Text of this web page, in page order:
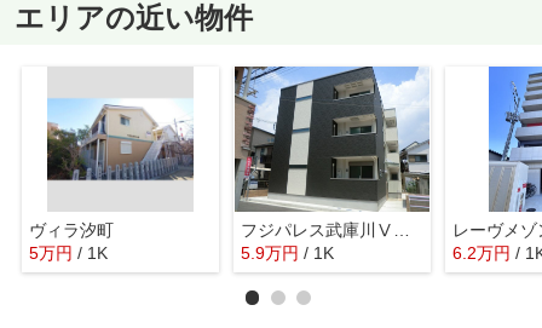
エリアの近い物件
ヴィラ汐町
5万円 / 1K
フジパレス武庫川Ⅴ番館
5.9万円 / 1K
レーヴメ
6.2万円 /